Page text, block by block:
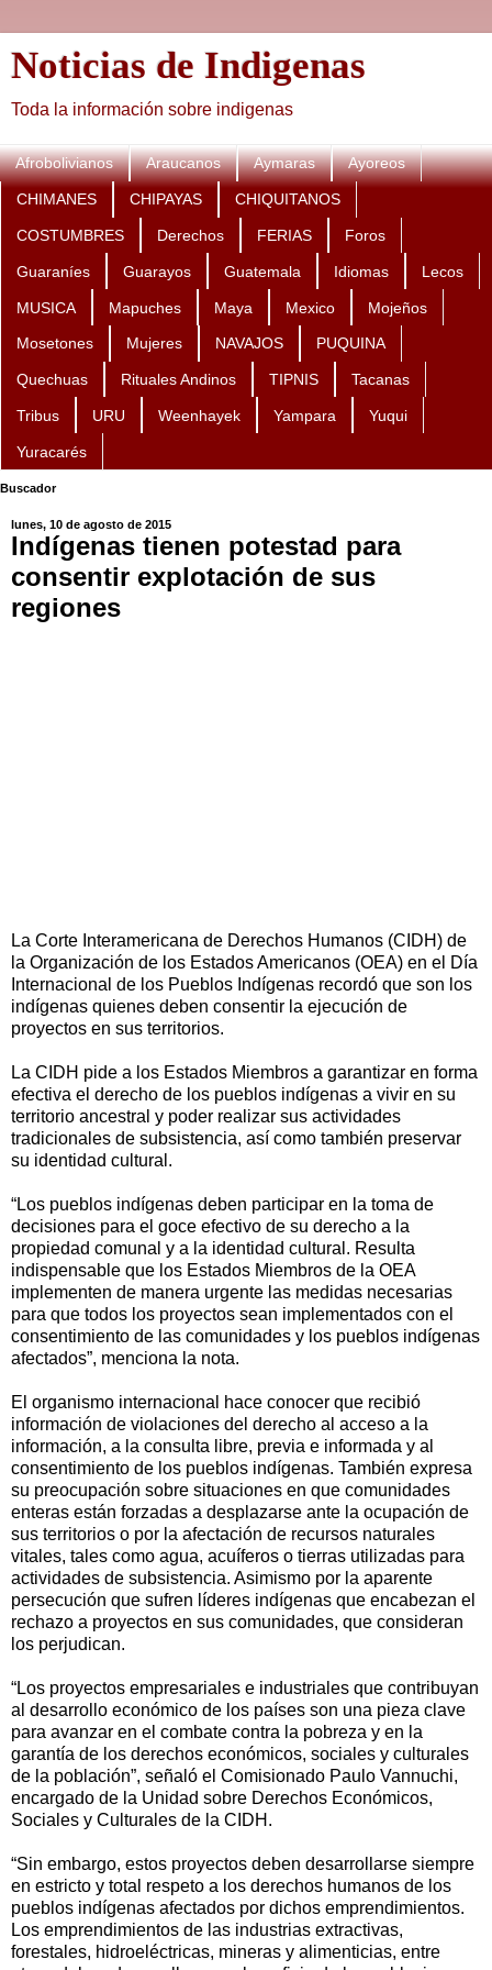
Noticias de Indigenas
Toda la información sobre indigenas
Afrobolivianos Araucanos Aymaras Ayoreos
CHIMANES CHIPAYAS CHIQUITANOS
COSTUMBRES Derechos FERIAS Foros
Guaraníes Guarayos Guatemala Idiomas Lecos
MUSICA Mapuches Maya Mexico Mojeños
Mosetones Mujeres NAVAJOS PUQUINA
Quechuas Rituales Andinos TIPNIS Tacanas
Tribus URU Weenhayek Yampara Yuqui
Yuracarés
Buscador
lunes, 10 de agosto de 2015
Indígenas tienen potestad para
consentir explotación de sus
regiones
La Corte Interamericana de Derechos Humanos (CIDH) de
la Organización de los Estados Americanos (OEA) en el Día
Internacional de los Pueblos Indígenas recordó que son los
indígenas quienes deben consentir la ejecución de
proyectos en sus territorios.
La CIDH pide a los Estados Miembros a garantizar en forma
efectiva el derecho de los pueblos indígenas a vivir en su
territorio ancestral y poder realizar sus actividades
tradicionales de subsistencia, así como también preservar
su identidad cultural.
“Los pueblos indígenas deben participar en la toma de
decisiones para el goce efectivo de su derecho a la
propiedad comunal y a la identidad cultural. Resulta
indispensable que los Estados Miembros de la OEA
implementen de manera urgente las medidas necesarias
para que todos los proyectos sean implementados con el
consentimiento de las comunidades y los pueblos indígenas
afectados”, menciona la nota.
El organismo internacional hace conocer que recibió
información de violaciones del derecho al acceso a la
información, a la consulta libre, previa e informada y al
consentimiento de los pueblos indígenas. También expresa
su preocupación sobre situaciones en que comunidades
enteras están forzadas a desplazarse ante la ocupación de
sus territorios o por la afectación de recursos naturales
vitales, tales como agua, acuíferos o tierras utilizadas para
actividades de subsistencia. Asimismo por la aparente
persecución que sufren líderes indígenas que encabezan el
rechazo a proyectos en sus comunidades, que consideran
los perjudican.
“Los proyectos empresariales e industriales que contribuyan
al desarrollo económico de los países son una pieza clave
para avanzar en el combate contra la pobreza y en la
garantía de los derechos económicos, sociales y culturales
de la población”, señaló el Comisionado Paulo Vannuchi,
encargado de la Unidad sobre Derechos Económicos,
Sociales y Culturales de la CIDH.
“Sin embargo, estos proyectos deben desarrollarse siempre
en estricto y total respeto a los derechos humanos de los
pueblos indígenas afectados por dichos emprendimientos.
Los emprendimientos de las industrias extractivas,
forestales, hidroeléctricas, mineras y alimenticias, entre